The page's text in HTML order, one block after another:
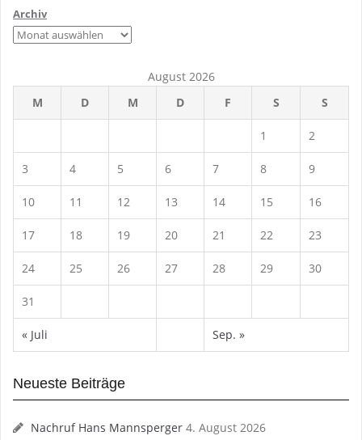
Archiv
August 2026
M
D M D F S S
1 2
3 4 5 6 7 8 9
10 11 12 13 14 15 16
17 18 19 20 21 22 23
24 25 26 27 28 29 30
31
« Juli Sep. »
Neueste Beiträge
Nachruf Hans Mannsperger 4. August 2026